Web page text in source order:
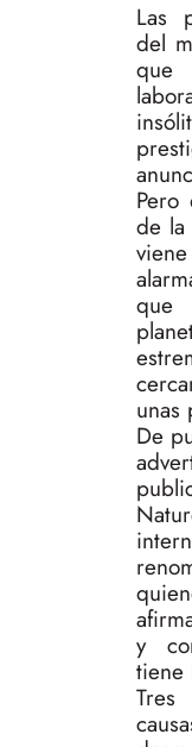
Las
del
que
de la
que
unas
De
y
tiene
Tres